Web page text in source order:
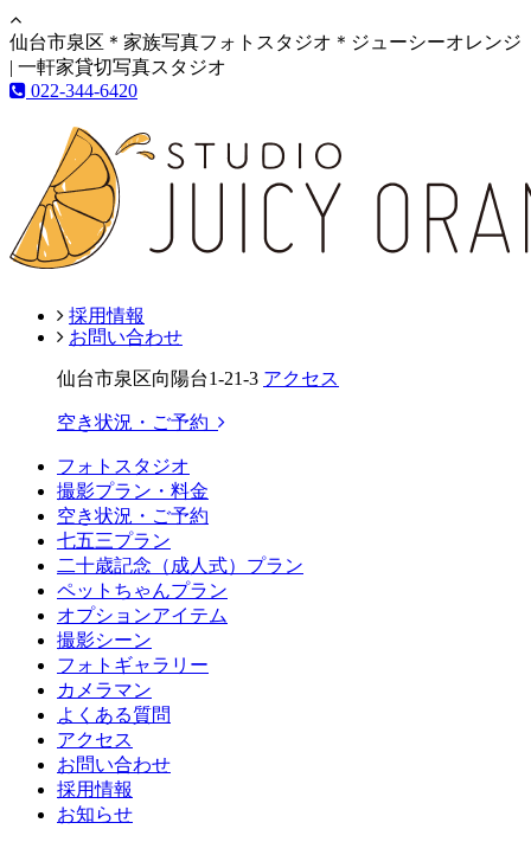
仙台市泉区＊家族写真フォトスタジオ＊ジューシーオレンジ
| 一軒家貸切写真スタジオ
022-344-6420
採用情報
お問い合わせ
仙台市泉区向陽台1-21-3 アクセス
空き状況・ご予約
フォトスタジオ
撮影プラン・料金
空き状況・ご予約
七五三プラン
二十歳記念（成人式）プラン
ペットちゃんプラン
オプションアイテム
撮影シーン
フォトギャラリー
カメラマン
よくある質問
アクセス
お問い合わせ
採用情報
お知らせ